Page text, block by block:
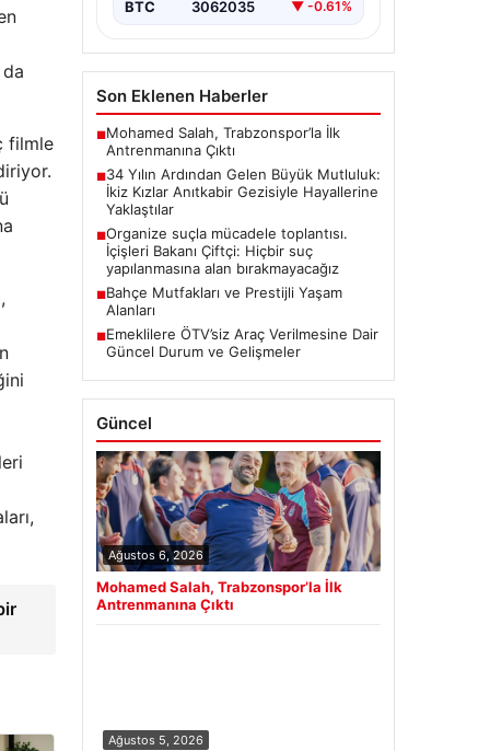
filmle
BTC 3062035 ▼ -0.61%
Son Eklenen Haberler
■Mohamed Salah, Trabzonspor’la İlk
Antrenmanına Çıktı
■34 Yılın Ardından Gelen Büyük Mutluluk:
İkiz Kızlar Anıtkabir Gezisiyle Hayallerine
Yaklaştılar
■Organize suçla mücadele toplantısı.
İçişleri Bakanı Çiftçi: Hiçbir suç
yapılanmasına alan bırakmayacağız
■Bahçe Mutfakları ve Prestijli Yaşam
Alanları
■Emeklilere ÖTV’siz Araç Verilmesine Dair
Güncel Durum ve Gelişmeler
Güncel
Ağustos 6, 2026
Mohamed Salah, Trabzonspor’la İlk
Antrenmanına Çıktı
Ağustos 5, 2026